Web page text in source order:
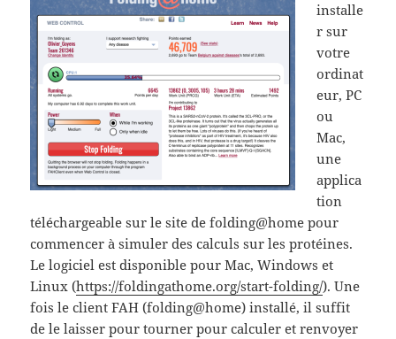
installe
r sur
votre
ordinat
eur, PC
ou
Mac,
une
applica
tion
téléchargeable sur le site de folding@home pour
commencer à simuler des calculs sur les protéines.
Le logiciel est disponible pour Mac, Windows et
Linux (https://foldingathome.org/start-folding/). Une
fois le client FAH (folding@home) installé, il suffit
de le laisser pour tourner pour calculer et renvoyer